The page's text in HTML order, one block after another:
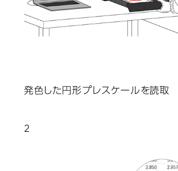
発色した円形プレスケールを読取
2